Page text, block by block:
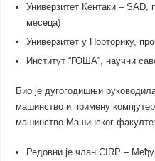
Универзитет Кентаки –
месеца)
Универзитет у Порторику,
Институт “ГОША”, научни
Био је дугогодишњи
машинство и примену
машинство Машинског
Редовни је члан CIRP –